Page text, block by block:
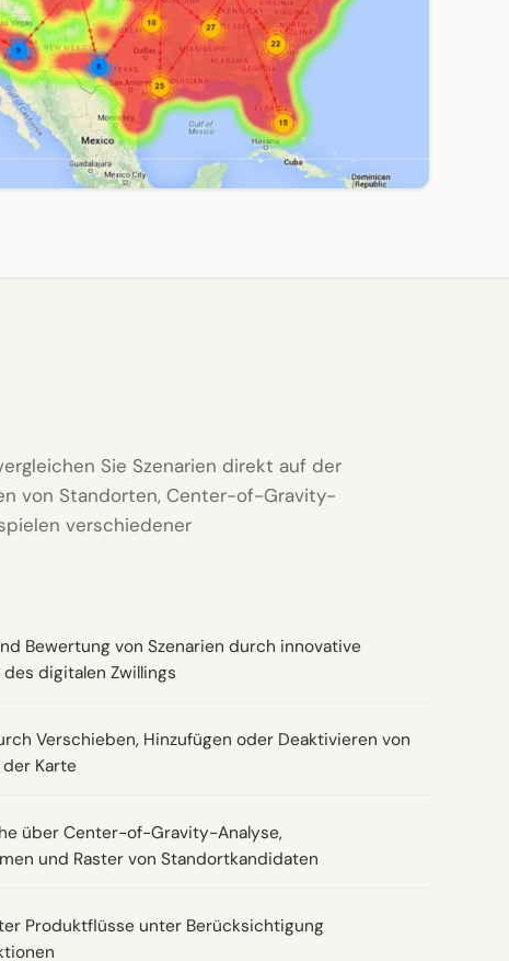
Sie Szenarien direkt auf der
von Standorten, Center-of-Gravity-
verschiedener
Bewertung von Szenarien durch innovative
digitalen Zwillings
Verschieben, Hinzufügen oder Deaktivieren von
Karte
über Center-of-Gravity-Analyse,
und Raster von Standortkandidaten
Produktflüsse unter Berücksichtigung